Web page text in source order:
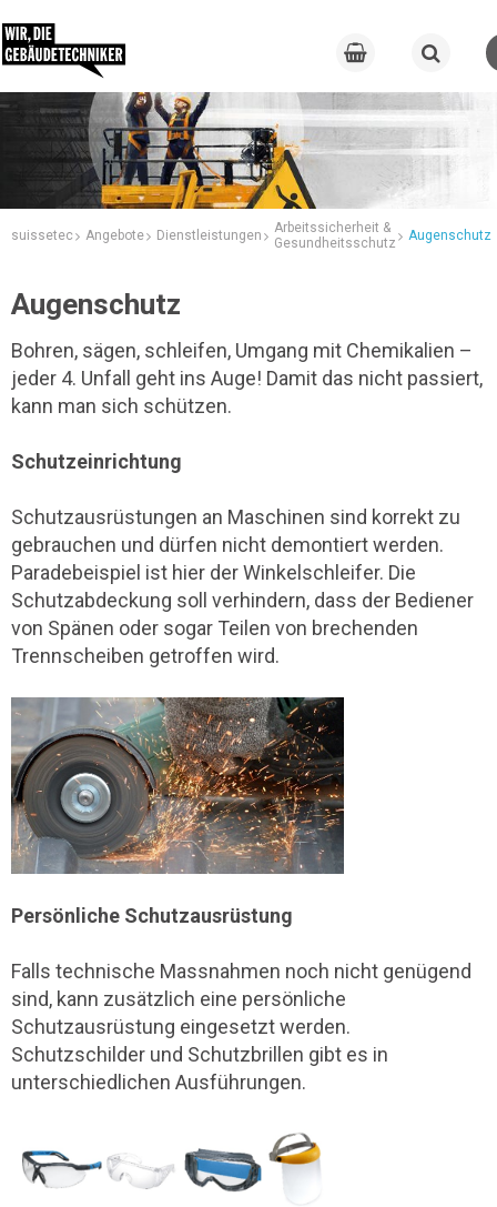
suissetec Angebote Dienstleistungen
Arbeitssicherheit &
Gesundheitsschutz
Augenschutz
Augenschutz
Bohren, sägen, schleifen, Umgang mit Chemikalien –
jeder 4. Unfall geht ins Auge! Damit das nicht passiert,
kann man sich schützen.
Schutzeinrichtung
Schutzausrüstungen an Maschinen sind korrekt zu
gebrauchen und dürfen nicht demontiert werden.
Paradebeispiel ist hier der Winkelschleifer. Die
Schutzabdeckung soll verhindern, dass der Bediener
von Spänen oder sogar Teilen von brechenden
Trennscheiben getroffen wird.
Persönliche Schutzausrüstung
Falls technische Massnahmen noch nicht genügend
sind, kann zusätzlich eine persönliche
Schutzausrüstung eingesetzt werden.
Schutzschilder und Schutzbrillen gibt es in
unterschiedlichen Ausführungen.